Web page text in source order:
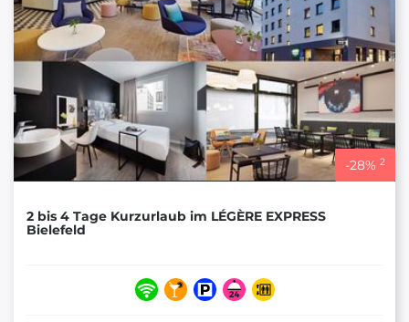
-28% 2
2 bis 4 Tage Kurzurlaub im LÉGÈRE EXPRESS
Bielefeld